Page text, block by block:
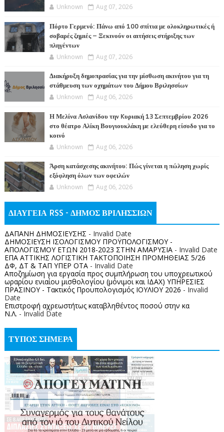
Unknown Aug 07, 2026
Πόρτο Γερμενό: Πάνω από 100 σπίτια με ολοκληρωτικές ή
σοβαρές ζημιές – Ξεκινούν οι αιτήσεις στήριξης των
πληγέντων
Unknown Aug 07, 2026
Διακήρυξη δημοπρασίας για την μίσθωση ακινήτου για τη
στάθμευση των οχημάτων του Δήμου Βριλησσίων
Unknown Aug 06, 2026
Η Μελίνα Ασλανίδου την Kυριακή 13 Σεπτεμβρίου 2026
στο θέατρο Αλίκη Βουγιουκλάκη με ελεύθερη είσοδο για το
κοινό
Unknown Aug 06, 2026
Άρση κατάσχεσης ακινήτου: Πώς γίνεται η πώληση χωρίς
εξόφληση όλων των οφειλών
Unknown Aug 06, 2026
ΔΙΑΥΓΕΙΑ RSS - ΔΗΜΟΣ ΒΡΙΛΗΣΣΙΩΝ
ΔΑΠΑΝΗ ΔΗΜΟΣΙΕΥΣΗΣ - Invalid Date
ΔΗΜΟΣΙΕΥΣΗ ΙΣΟΛΟΓΙΣΜΟΥ ΠΡΟΫΠΟΛΟΓΙΣΜΟΥ -
ΑΠΟΛΟΓΙΣΜΟΥ ΕΤΩΝ 2018-2023 ΣΤΗΝ ΑΜΑΡΥΣΙΑ- Invalid Date
ΕΠΑ ΑΤΤΙΚΗΣ ΛΟΓΙΣΤΙΚΗ ΤΑΚΤΟΠΟΙΗΣΗ ΠΡΟΜΗΘΕΙΑΣ 5/26
ΔΦ, ΔΤ & ΤΑΠ ΥΠΕΡ ΟΤΑ- Invalid Date
Αποζημίωση για εργασία προς συμπλήρωση του υποχρεωτικού
ωραρίου ενιαίου μισθολογίου (μόνιμοι και ΙΔΑΧ) ΥΠΗΡΕΣΙΕΣ
ΠΡΑΣΙΝΟΥ - Τακτικός Προυπολογισμός ΙΟΥΛΙΟΥ 2026 - Invalid
Date
Επιστροφή αχρεωστήτως καταβληθέντος ποσoύ στην κα
Ν.Λ. - Invalid Date
ΤΥΠΟΣ ΣΗΜΕΡΑ